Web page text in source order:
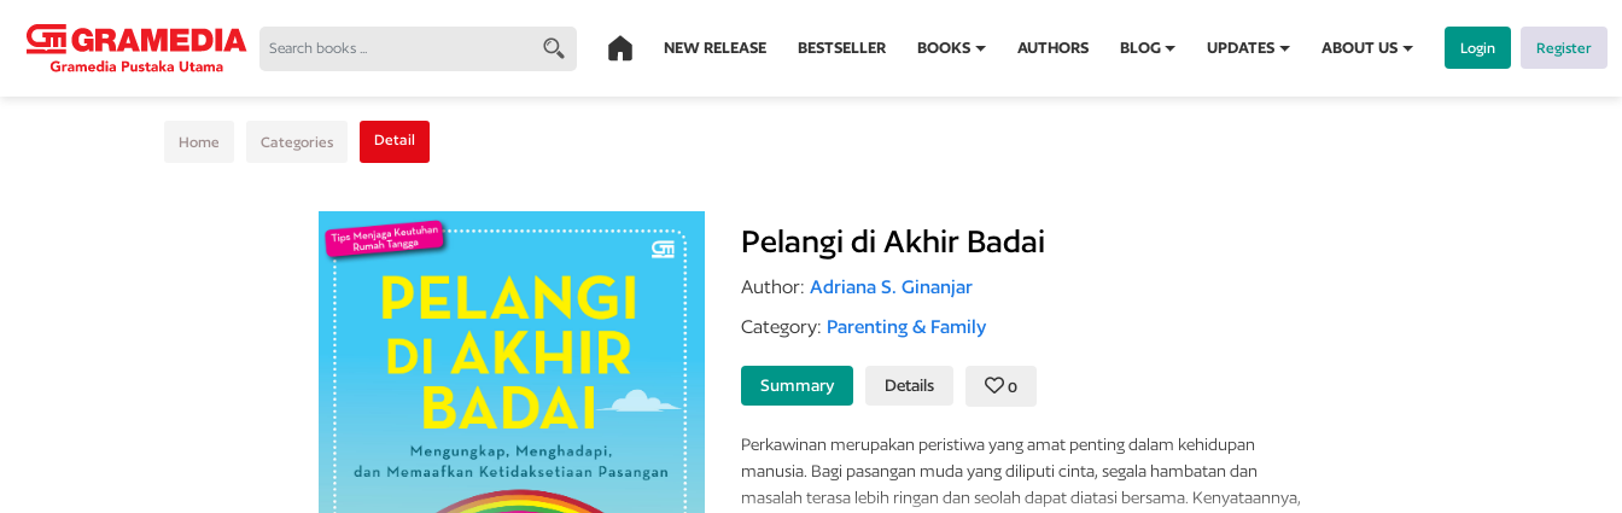
NEW RELEASE BESTSELLER BOOKS AUTHORS BLOG UPDATES ABOUT US Login Register
Home Categories Detail
Pelangi di Akhir Badai
Author: Adriana S. Ginanjar
Category: Parenting & Family
Summary Details 0
Perkawinan merupakan peristiwa yang amat penting dalam kehidupan
manusia. Bagi pasangan muda yang diliputi cinta, segala hambatan dan
masalah terasa lebih ringan dan seolah dapat diatasi bersama. Kenyataannya,